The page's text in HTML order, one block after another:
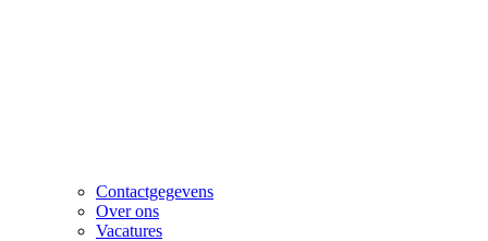
Contactgegevens
Over ons
Vacatures